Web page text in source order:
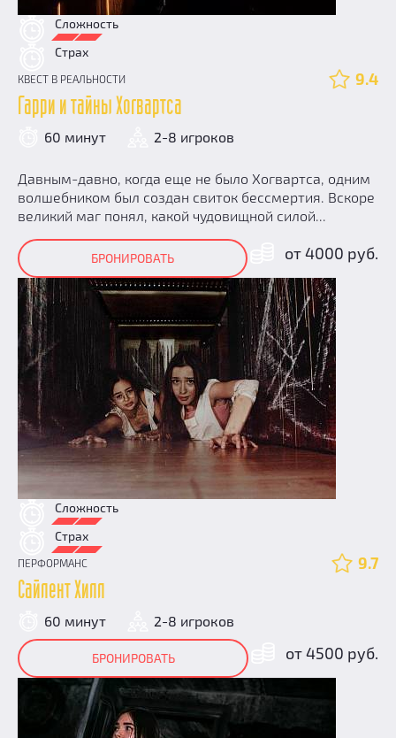
Сложность
Страх
КВЕСТ В РЕАЛЬНОСТИ 9.4
Гарри и тайны Хогвартса
60 минут 2-8 игроков
Давным-давно, когда еще не было Хогвартса, одним
волшебником был создан свиток бессмертия. Вскоре
великий маг понял, какой чудовищной силой...
от 4000 руб.
БРОНИРОВАТЬ
Сложность
Страх
ПЕРФОРМАНС 9.7
Сайлент Хилл
60 минут 2-8 игроков
от 4500 руб.
БРОНИРОВАТЬ